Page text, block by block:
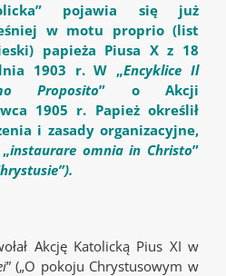
pojawia się już
w motu proprio (list
papieża Piusa X z 18
1903 r. W „Encyklice Il
Proposito” o Akcji
1905 r. Papież określił
i zasady organizacyjne,
instaurare omnia in Christo”
Akcję Katolicką Pius XI w
” („O pokoju Chrystusowym w